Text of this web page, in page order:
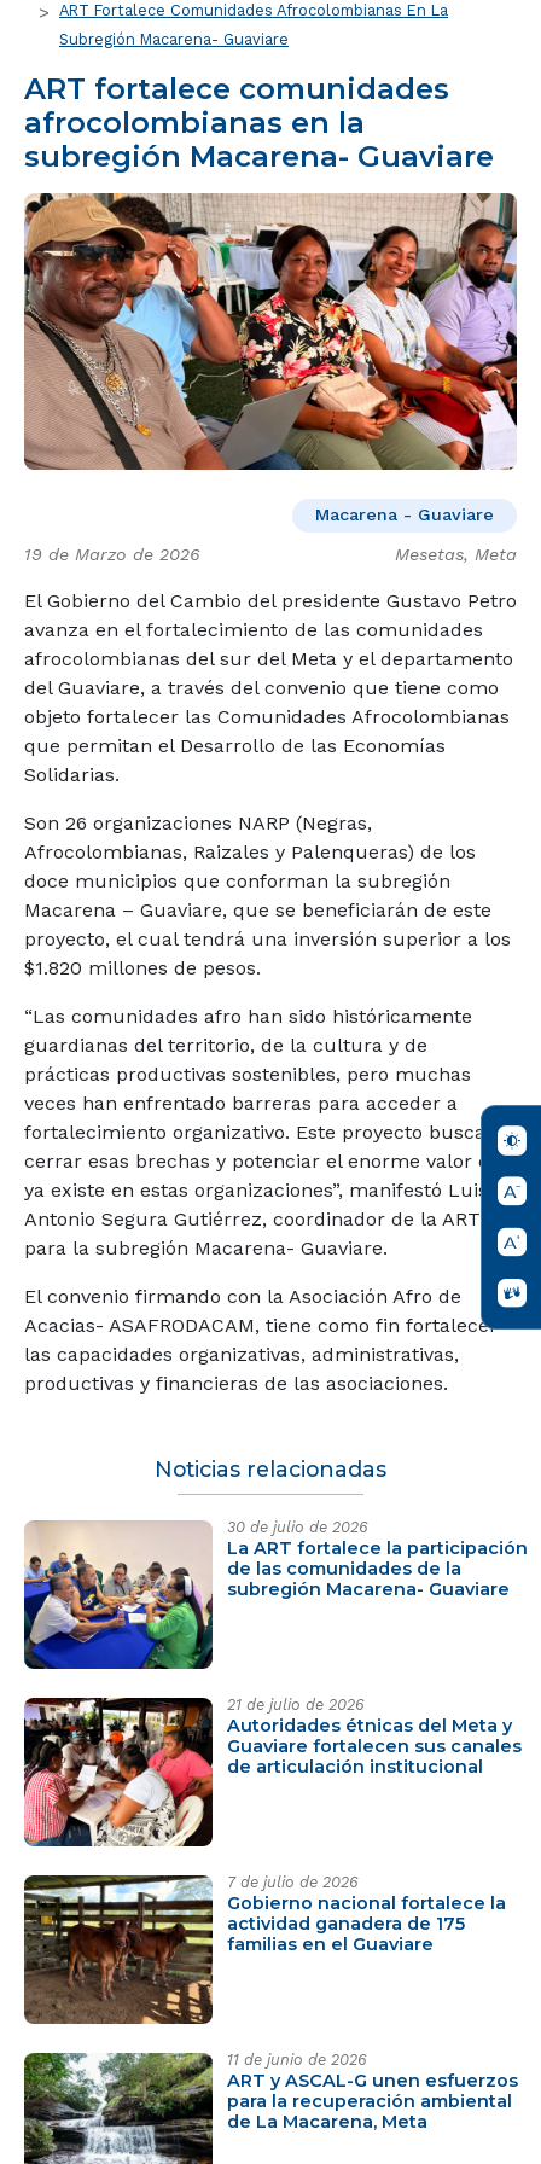
ART Fortalece Comunidades Afrocolombianas En La
Subregión Macarena- Guaviare
ART fortalece comunidades
afrocolombianas en la
subregión Macarena- Guaviare
Macarena - Guaviare
19 de Marzo de 2026 Mesetas, Meta
El Gobierno del Cambio del presidente Gustavo Petro
avanza en el fortalecimiento de las comunidades
afrocolombianas del sur del Meta y el departamento
del Guaviare, a través del convenio que tiene como
objeto fortalecer las Comunidades Afrocolombianas
que permitan el Desarrollo de las Economías
Solidarias.
Son 26 organizaciones NARP (Negras,
Afrocolombianas, Raizales y Palenqueras) de los
doce municipios que conforman la subregión
Macarena – Guaviare, que se beneficiarán de este
proyecto, el cual tendrá una inversión superior a los
$1.820 millones de pesos.
“Las comunidades afro han sido históricamente
guardianas del territorio, de la cultura y de
prácticas productivas sostenibles, pero muchas
veces han enfrentado barreras para acceder a
fortalecimiento organizativo. Este proyecto busca
cerrar esas brechas y potenciar el enorme valor que
ya existe en estas organizaciones”, manifestó Luis
Antonio Segura Gutiérrez, coordinador de la ART
para la subregión Macarena- Guaviare.
El convenio firmando con la Asociación Afro de
Acacias- ASAFRODACAM, tiene como fin fortalecer
las capacidades organizativas, administrativas,
productivas y financieras de las asociaciones.
Noticias relacionadas
30 de julio de 2026
La ART fortalece la participación
de las comunidades de la
subregión Macarena- Guaviare
21 de julio de 2026
Autoridades étnicas del Meta y
Guaviare fortalecen sus canales
de articulación institucional
7 de julio de 2026
Gobierno nacional fortalece la
actividad ganadera de 175
familias en el Guaviare
11 de junio de 2026
ART y ASCAL-G unen esfuerzos
para la recuperación ambiental
de La Macarena, Meta